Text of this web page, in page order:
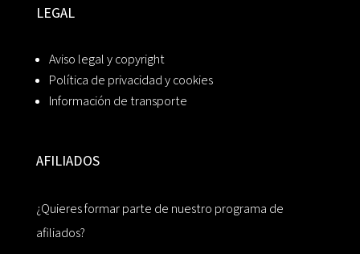
LEGAL
Aviso legal y copyright
Política de privacidad y cookies
Información de transporte
AFILIADOS
¿Quieres formar parte de nuestro programa de
afiliados?